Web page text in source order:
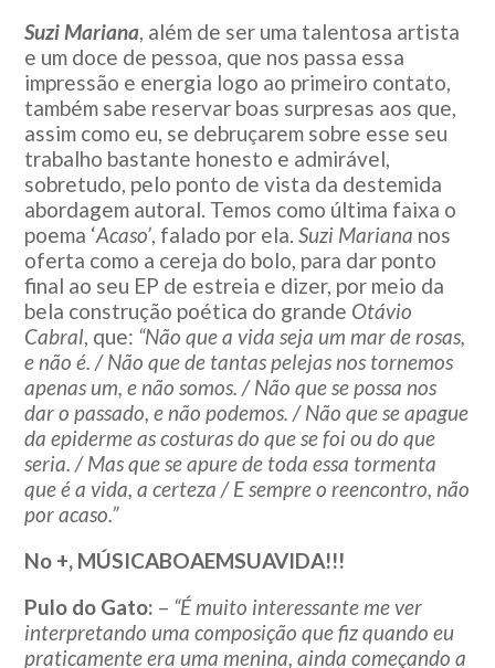
Suzi Mariana, além de ser uma talentosa artista
e um doce de pessoa, que nos passa essa
impressão e energia logo ao primeiro contato,
também sabe reservar boas surpresas aos que,
assim como eu, se debruçarem sobre esse seu
trabalho bastante honesto e admirável,
sobretudo, pelo ponto de vista da destemida
abordagem autoral. Temos como última faixa o
poema ‘Acaso’, falado por ela.Suzi Mariana nos
oferta como a cereja do bolo, para dar ponto
final ao seu EP de estreia e dizer, por meio da
bela construção poética do grande Otávio
Cabral, que: “Não que a vida seja um mar de rosas,
e não é. / Não que de tantas pelejas nos tornemos
apenas um, e não somos. / Não que se possa nos
dar o passado, e não podemos. / Não que se apague
da epiderme as costuras do que se foi ou do que
seria. / Mas que se apure de toda essa tormenta
que é a vida, a certeza / E sempre o reencontro, não
por acaso.”
No +, MÚSICABOAEMSUAVIDA!!!
Pulo do Gato: – “É muito interessante me ver
interpretando uma composição que fiz quando eu
praticamente era uma menina, ainda começando a